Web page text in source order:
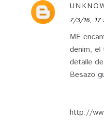
7/3/16,
ME
denim, el
detalle
Besazo
http://